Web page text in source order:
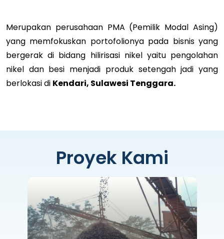
Merupakan perusahaan PMA (Pemilik Modal Asing)
yang memfokuskan portofolionya pada bisnis yang
bergerak di bidang hilirisasi nikel yaitu pengolahan
nikel dan besi menjadi produk setengah jadi yang
berlokasi di Kendari, Sulawesi Tenggara.
Proyek Kami